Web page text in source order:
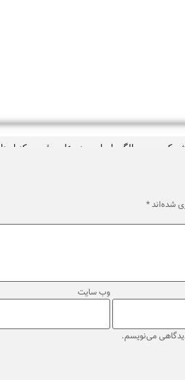
سالگرد احیای حوزه علمیه قم مرکز اسناد حوزه
*
وب‌ سایت
می‌نویسم.